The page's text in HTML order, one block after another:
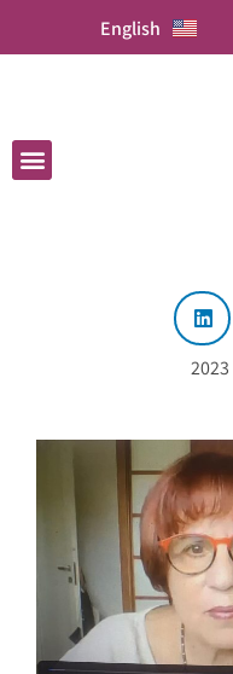
English